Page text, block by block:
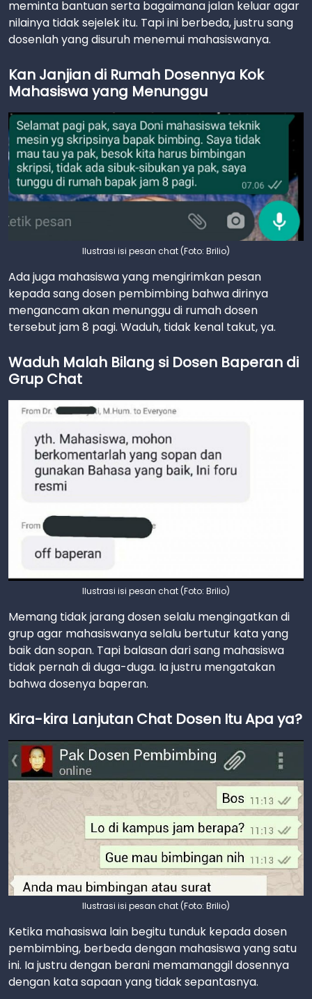
meminta bantuan serta bagaimana jalan keluar agar
nilainya tidak sejelek itu. Tapi ini berbeda, justru sang
dosenlah yang disuruh menemui mahasiswanya.
Kan Janjian di Rumah Dosennya Kok
Mahasiswa yang Menunggu
Ilustrasi isi pesan chat (Foto: Brilio)
Ada juga mahasiswa yang mengirimkan pesan
kepada sang dosen pembimbing bahwa dirinya
mengancam akan menunggu di rumah dosen
tersebut jam 8 pagi. Waduh, tidak kenal takut, ya.
Waduh Malah Bilang si Dosen Baperan di
Grup Chat
Ilustrasi isi pesan chat (Foto: Brilio)
Memang tidak jarang dosen selalu mengingatkan di
grup agar mahasiswanya selalu bertutur kata yang
baik dan sopan. Tapi balasan dari sang mahasiswa
tidak pernah di duga-duga. Ia justru mengatakan
bahwa dosenya baperan.
Kira-kira Lanjutan Chat Dosen Itu Apa ya?
Ilustrasi isi pesan chat (Foto: Brilio)
Ketika mahasiswa lain begitu tunduk kepada dosen
pembimbing, berbeda dengan mahasiswa yang satu
ini. Ia justru dengan berani memamanggil dosennya
dengan kata sapaan yang tidak sepantasnya.